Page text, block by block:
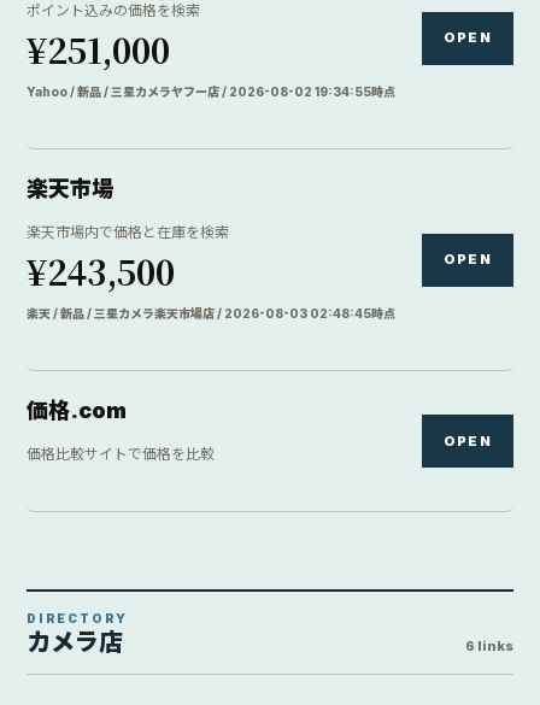
ポイント込みの価格を検索
¥251,000
Yahoo / 新品 / 三星カメラヤフー店 / 2026-08-02 19:34:55時点
OPEN
楽天市場
楽天市場内で価格と在庫を検索
¥243,500
楽天 / 新品 / 三星カメラ楽天市場店 / 2026-08-03 02:48:45時点
OPEN
価格.com
価格比較サイトで価格を比較
OPEN
DIRECTORY
カメラ店 6 links